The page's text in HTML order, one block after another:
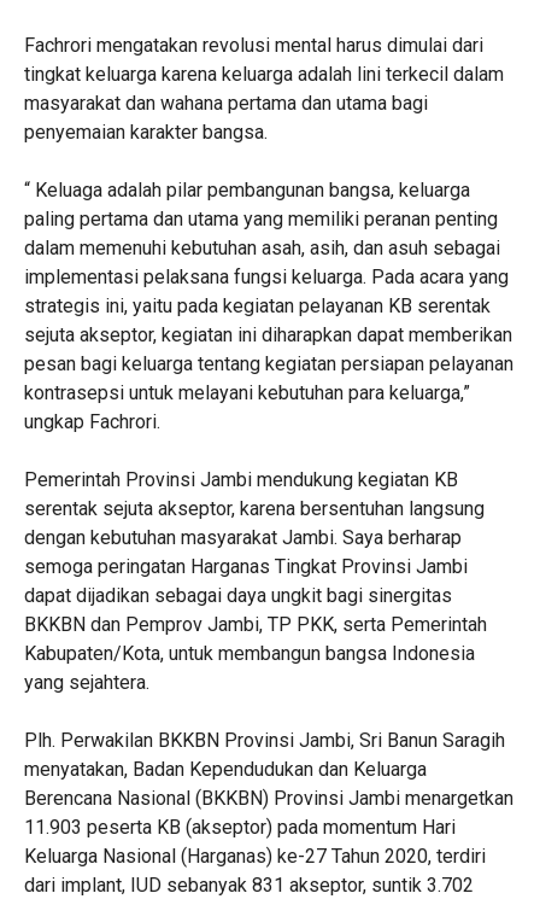
Fachrori mengatakan revolusi mental harus dimulai dari
tingkat keluarga karena keluarga adalah lini terkecil dalam
masyarakat dan wahana pertama dan utama bagi
penyemaian karakter bangsa.
“ Keluaga adalah pilar pembangunan bangsa, keluarga
paling pertama dan utama yang memiliki peranan penting
dalam memenuhi kebutuhan asah, asih, dan asuh sebagai
implementasi pelaksana fungsi keluarga. Pada acara yang
strategis ini, yaitu pada kegiatan pelayanan KB serentak
sejuta akseptor, kegiatan ini diharapkan dapat memberikan
pesan bagi keluarga tentang kegiatan persiapan pelayanan
kontrasepsi untuk melayani kebutuhan para keluarga,”
ungkap Fachrori.
Pemerintah Provinsi Jambi mendukung kegiatan KB
serentak sejuta akseptor, karena bersentuhan langsung
dengan kebutuhan masyarakat Jambi. Saya berharap
semoga peringatan Harganas Tingkat Provinsi Jambi
dapat dijadikan sebagai daya ungkit bagi sinergitas
BKKBN dan Pemprov Jambi, TP PKK, serta Pemerintah
Kabupaten/Kota, untuk membangun bangsa Indonesia
yang sejahtera.
Plh. Perwakilan BKKBN Provinsi Jambi, Sri Banun Saragih
menyatakan, Badan Kependudukan dan Keluarga
Berencana Nasional (BKKBN) Provinsi Jambi menargetkan
11.903 peserta KB (akseptor) pada momentum Hari
Keluarga Nasional (Harganas) ke-27 Tahun 2020, terdiri
dari implant, IUD sebanyak 831 akseptor, suntik 3.702